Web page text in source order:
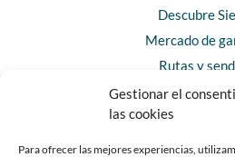
Gestionar el
las cookies
Para ofrecer las mejores experiencias,
Descubre
Mercado de
Rutas y
Horarios y